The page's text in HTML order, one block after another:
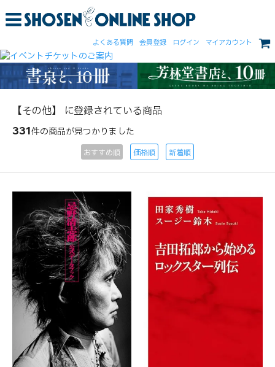
よくある質問 会員登録 ログイン マイアカウント
【その他】 に登録されている商品
331件の商品が見つかりました
おすすめ順 価格順 新着順